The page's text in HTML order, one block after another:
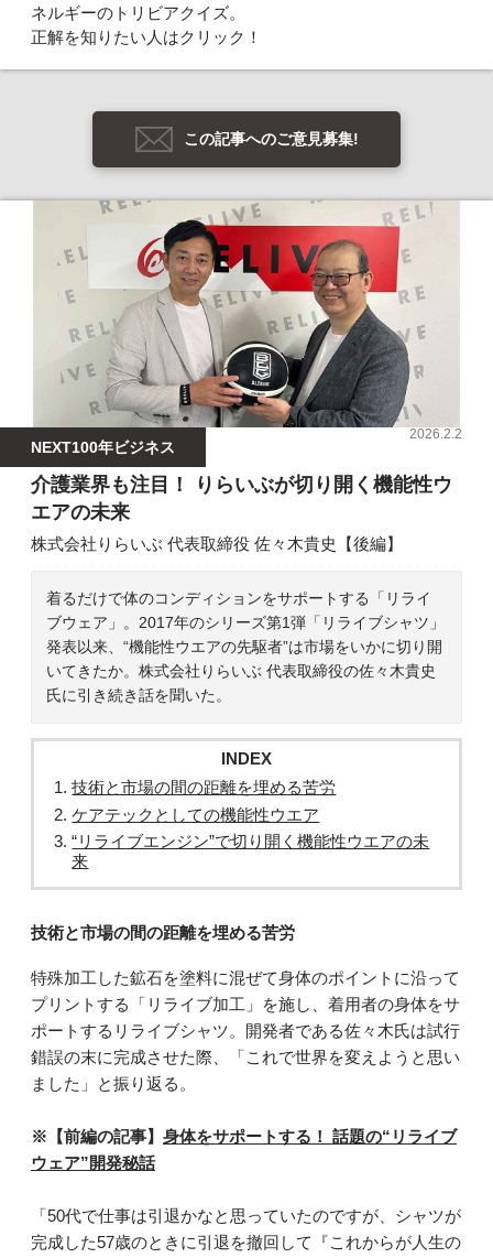
ネルギーのトリビアクイズ。
正解を知りたい人はクリック！
この記事へのご意見募集!
NEXT100年ビジネス
2026.2.2
介護業界も注目！ りらいぶが切り開く機能性ウ
エアの未来
株式会社りらいぶ 代表取締役 佐々木貴史【後編】
着るだけで体のコンディションをサポートする「リライ
ブウェア」。2017年のシリーズ第1弾「リライブシャツ」
発表以来、“機能性ウエアの先駆者”は市場をいかに切り開
いてきたか。株式会社りらいぶ 代表取締役の佐々木貴史
氏に引き続き話を聞いた。
INDEX
技術と市場の間の距離を埋める苦労
ケアテックとしての機能性ウエア
“リライブエンジン”で切り開く機能性ウエアの未
来
技術と市場の間の距離を埋める苦労
特殊加工した鉱石を塗料に混ぜて身体のポイントに沿って
プリントする「リライブ加工」を施し、着用者の身体をサ
ポートするリライブシャツ。開発者である佐々木氏は試行
錯誤の末に完成させた際、「これで世界を変えようと思い
ました」と振り返る。
※【前編の記事】 身体をサポートする！ 話題の“リライブ
ウェア”開発秘話
「50代で仕事は引退かなと思っていたのですが、シャツが
完成した57歳のときに引退を撤回して『これからが人生の